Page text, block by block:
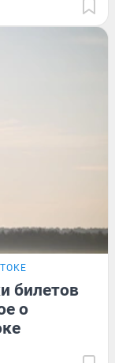
билетов
о